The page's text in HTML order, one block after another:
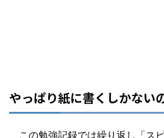
やっぱり紙に書くしかない
この勉強記録では繰り返し「ス